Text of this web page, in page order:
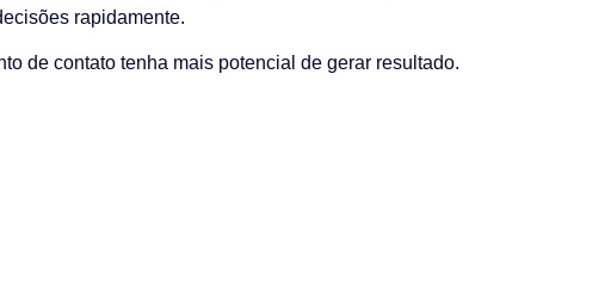
rapidamente.
de contato tenha mais potencial de gerar resultado.